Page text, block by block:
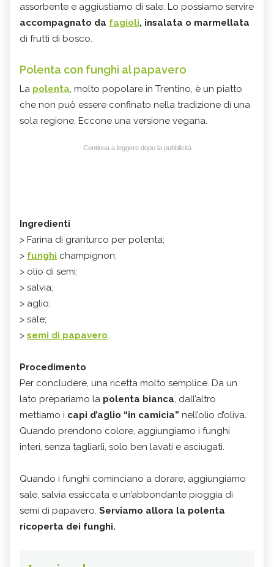
assorbente e aggiustiamo di sale. Lo possiamo servire
accompagnato da fagioli, insalata o marmellata
di frutti di bosco.
Polenta con funghi al papavero
La polenta, molto popolare in Trentino, è un piatto
che non può essere confinato nella tradizione di una
sola regione. Eccone una versione vegana.
Continua a leggere dopo la pubblicità
Ingredienti
> Farina di granturco per polenta;
> funghi champignon;
> olio di semi:
> salvia;
> aglio;
> sale;
> semi di papavero.
Procedimento
Per concludere, una ricetta molto semplice. Da un
lato prepariamo la polenta bianca, dall’altro
mettiamo i capi d’aglio “in camicia” nell’olio d’oliva.
Quando prendono colore, aggiungiamo i funghi
interi, senza tagliarli, solo ben lavati e asciugati.
Quando i funghi cominciano a dorare, aggiungiamo
sale, salvia essiccata e un’abbondante pioggia di
semi di papavero. Serviamo allora la polenta
ricoperta dei funghi.